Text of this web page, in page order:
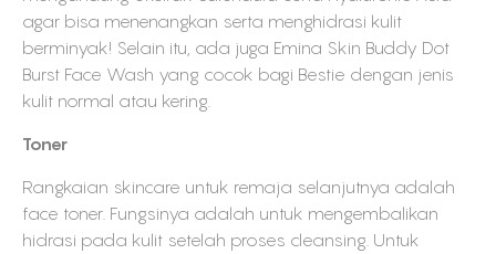
agar bisa menenangkan serta menghidrasi kulit
berminyak! Selain itu, ada juga Emina Skin Buddy Dot
Burst Face Wash yang cocok bagi Bestie dengan jenis
kulit normal atau kering.
Toner
Rangkaian skincare untuk remaja selanjutnya adalah
face toner. Fungsinya adalah untuk mengembalikan
hidrasi pada kulit setelah proses cleansing. Untuk